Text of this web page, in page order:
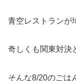
青空レストランが
奇しくも関東対決
そんな8/20のごは